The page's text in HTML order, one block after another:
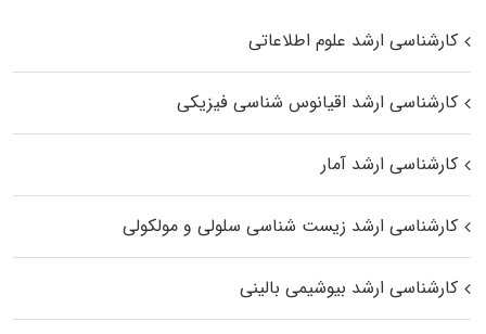
کارشناسی ارشد علوم اطلاعاتی
کارشناسی ارشد اقیانوس‌ شناسی فیزیکی
کارشناسی ارشد آمار
کارشناسی ارشد زیست شناسی سلولی و مولکولی
کارشناسی ارشد بیوشیمی بالینی